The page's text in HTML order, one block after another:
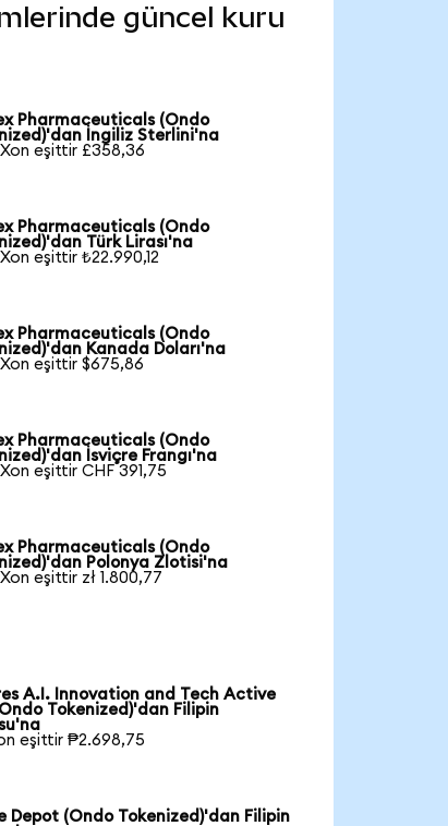
güncel kuru
Pharmaceuticals (Ondo
İngiliz Sterlini'na
eşittir £358,36
Pharmaceuticals (Ondo
Türk Lirası'na
eşittir ₺22.990,12
Pharmaceuticals (Ondo
Kanada Doları'na
eşittir $675,86
Pharmaceuticals (Ondo
İsviçre Frangı'na
eşittir CHF 391,75
Pharmaceuticals (Ondo
Polonya Zlotisi'na
eşittir zł 1.800,77
A.I. Innovation and Tech Active
Tokenized)'dan Filipin
eşittir ₱2.698,75
Depot (Ondo Tokenized)'dan Filipin